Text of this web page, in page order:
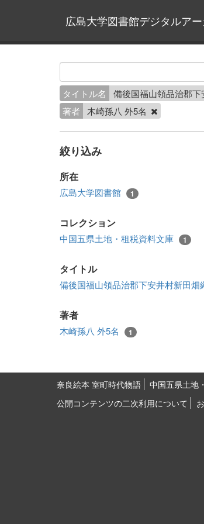
広島大学図書館デジタルア
タイトル名
備後国福山領品治郡
著者
木崎孫八 外5名
絞り込み
所在
広島大学図書館 1
コレクション
中国五県土地・租税資料文庫 1
タイトル
備後国福山領品治郡下安井村新田畑
著者
木崎孫八 外5名 1
奈良絵本 室町時代物語 中国五県土地
公開コンテンツの二次利用について